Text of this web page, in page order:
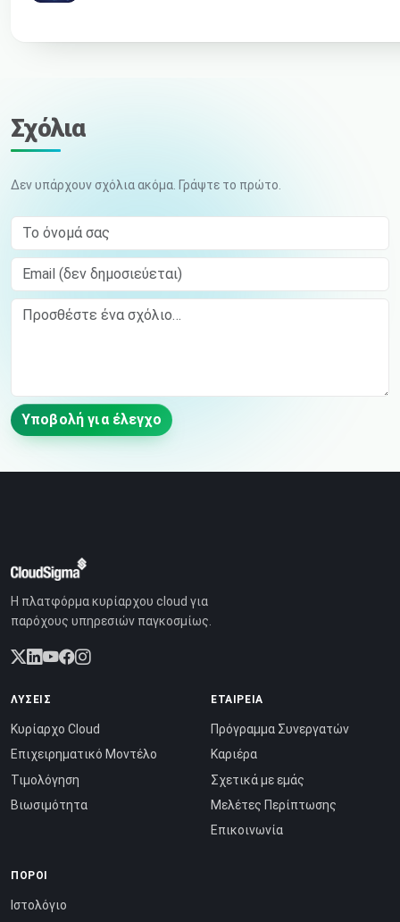
Σχόλια
Δεν υπάρχουν σχόλια ακόμα. Γράψτε το πρώτο.
Το όνομά σας
Email (δεν δημοσιεύεται)
Comment
Υποβολή για έλεγχο
Η πλατφόρμα κυρίαρχου cloud για
παρόχους υπηρεσιών παγκοσμίως.
ΛΎΣΕΙΣ
Κυρίαρχο Cloud
Επιχειρηματικό Μοντέλο
Τιμολόγηση
Βιωσιμότητα
ΕΤΑΙΡΕΊΑ
Πρόγραμμα Συνεργατών
Καριέρα
Σχετικά με εμάς
Μελέτες Περίπτωσης
Επικοινωνία
ΠΌΡΟΙ
Ιστολόγιο